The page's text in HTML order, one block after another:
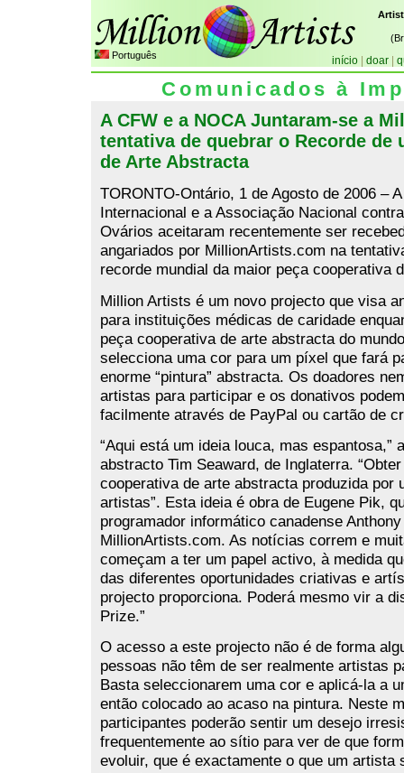
Português início| doar|
Comunicados à
A CFW e a NOCA Juntaram-se a
tentativa de quebrar o Recorde de
de Arte Abstracta
TORONTO-Ontário, 1 de Agosto de 2006 –
Internacional e a Associação Nacional
Ovários aceitaram recentemente ser
angariados por MillionArtists.com na
recorde mundial da maior peça cooperativa
Million Artists é um novo projecto que visa
para instituições médicas de caridade
peça cooperativa de arte abstracta do
selecciona uma cor para um píxel que fará
enorme “pintura” abstracta. Os doadores
artistas para participar e os donativos
facilmente através de PayPal ou cartão de
“Aqui está um ideia louca, mas espantosa,”
abstracto Tim Seaward, de Inglaterra.
cooperativa de arte abstracta produzida por
artistas”. Esta ideia é obra de Eugene Pik,
programador informático canadense
MillionArtists.com. As notícias correm e
começam a ter um papel activo, à medida
das diferentes oportunidades criativas e
projecto proporciona. Poderá mesmo vir a
Prize.”
O acesso a este projecto não é de forma
pessoas não têm de ser realmente artistas
Basta seleccionarem uma cor e aplicá-la a
então colocado ao acaso na pintura. Neste
participantes poderão sentir um desejo
frequentemente ao sítio para ver de que
evoluir, que é exactamente o que um artista